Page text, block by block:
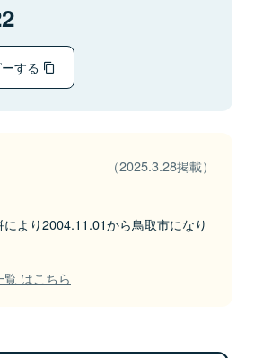
する
（2025.3.28掲載）
より2004.11.01から鳥取市になり
はこちら